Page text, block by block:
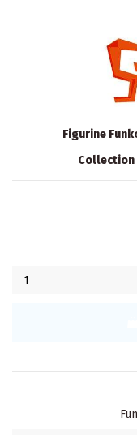
Figurine
Collection